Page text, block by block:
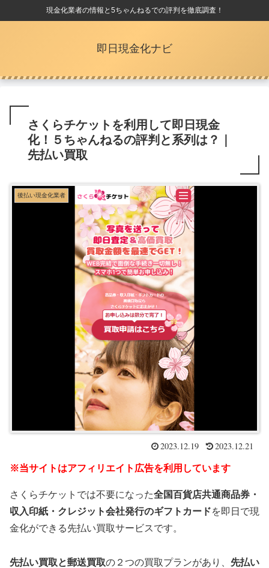
現金化業者の情報と5ちゃんねるでの評判を徹底調査！
即日現金化ナビ
さくらチケットを利用して即日現金
化！５ちゃんねるの評判と系列は？｜
先払い買取
後払い現金化業者
2023.12.19 2023.12.21
※当サイトはアフィリエイト広告を利用しています
さくらチケットでは不要になった全国百貨店共通商品券・
収入印紙・クレジット会社発行のギフトカードを即日で現
金化ができる先払い買取サービスです。
先払い買取と郵送買取の２つの買取プランがあり、 先払い